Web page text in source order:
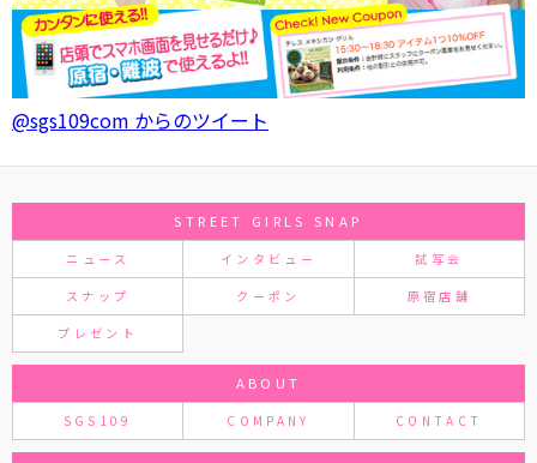
@sgs109com からのツイート
STREET GIRLS SNAP
ニュース インタビュー 試写会
スナップ クーポン 原宿店舗
プレゼント
ABOUT
SGS109 COMPANY CONTACT